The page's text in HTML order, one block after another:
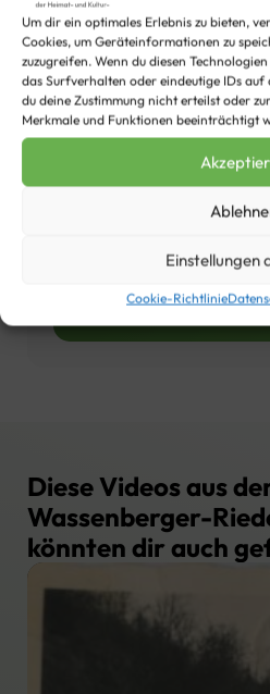
Um dir ein optimales Erlebnis zu bieten,
Cookies, um Geräteinformationen zu
zuzugreifen. Wenn du diesen
das Surfverhalten oder eindeutige IDs auf
du deine Zustimmung nicht erteilst oder
Merkmale und Funktionen beeinträchtigt
Einstellungen
Cookie-Richtlinie
1Personen haben diesem Video
gegeben. Wie sieht´s mit dir aus?
einen
Diese Videos aus
Wassenberger-
könnten dir auch